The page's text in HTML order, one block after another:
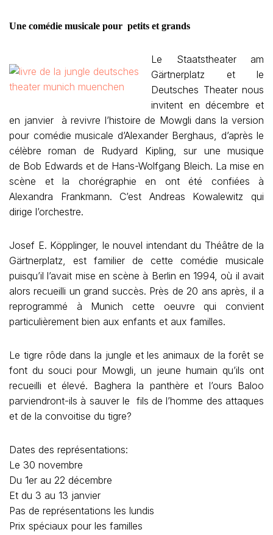
Une comédie musicale pour petits et grands
Le Staatstheater am
Gärtnerplatz et le
Deutsches Theater nous
invitent en décembre et
en janvier à revivre l’histoire de Mowgli dans la version
pour comédie musicale d’Alexander Berghaus, d’après le
célèbre roman de Rudyard Kipling, sur une musique
de Bob Edwards et de Hans-Wolfgang Bleich. La mise en
scène et la chorégraphie en ont été confiées à
Alexandra Frankmann. C’est Andreas Kowalewitz qui
dirige l’orchestre.
Josef E. Köpplinger, le nouvel intendant du Théâtre de la
Gärtnerplatz, est familier de cette comédie musicale
puisqu’il l’avait mise en scène à Berlin en 1994, où il avait
alors recueilli un grand succès. Près de 20 ans après, il a
reprogrammé à Munich cette oeuvre qui convient
particulièrement bien aux enfants et aux familles.
Le tigre rôde dans la jungle et les animaux de la forêt se
font du souci pour Mowgli, un jeune humain qu’ils ont
recueilli et élevé. Baghera la panthère et l’ours Baloo
parviendront-ils à sauver le fils de l’homme des attaques
et de la convoitise du tigre?
Dates des représentations:
Le 30 novembre
Du 1er au 22 décembre
Et du 3 au 13 janvier
Pas de représentations les lundis
Prix spéciaux pour les familles